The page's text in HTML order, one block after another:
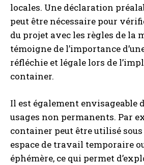
locales. Une déclaration
peut être nécessaire pour
du projet avec les règles de la
témoigne de l’importance
réfléchie et légale lors de
container.
Il est également envisageable
usages non permanents. Par
container peut être utilisé sous
espace de travail temporaire
éphémère, ce qui permet